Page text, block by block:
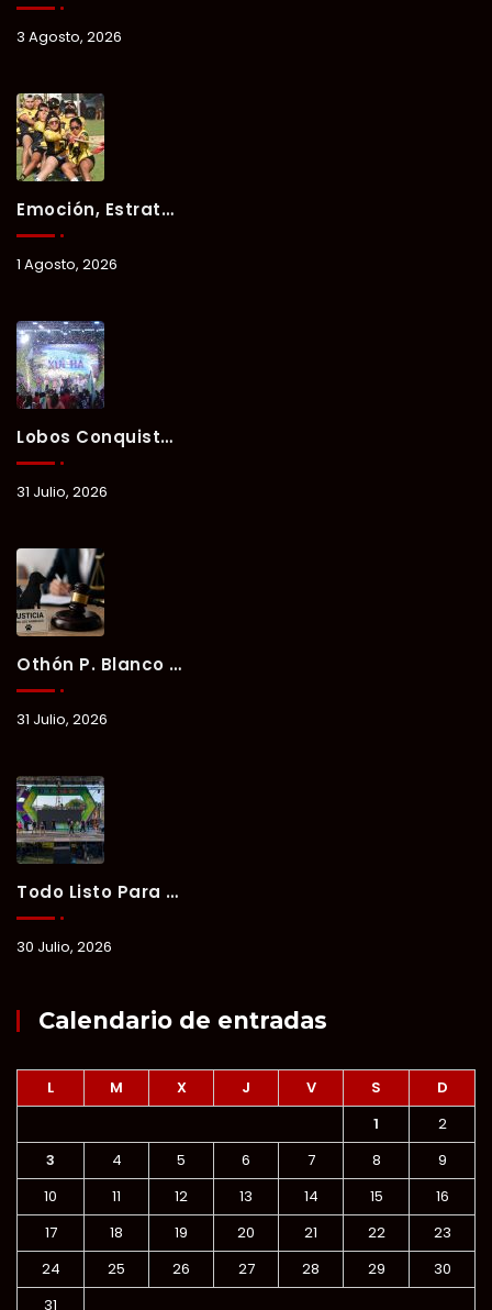
3 Agosto, 2026
Emoción, Estrategia Y Trabajo En Equipo Marcan El Segundo Día Del Verano Xul-Há 2026.
1 Agosto, 2026
Lobos Conquista La Primera Competencia Del Verano Xul-Há 2026 En Una Noche Llena De Talento Y Energía.
31 Julio, 2026
Othón P. Blanco Refrenda Su Compromiso Contra El Maltrato Animal: Vinculan A Proceso A Presunto Responsable Tras Denuncia Del Ayuntamiento.
31 Julio, 2026
Todo Listo Para “Verano Xul-Há 2026”; Un Fin De Semana De Deporte, Música Y Convivencia Familiar.
30 Julio, 2026
Calendario de entradas
L M X J V S
D
1
2
3
4 5 6 7 8
9
10
11 12 13 14 15
16
17
18 19 20 21 22
23
24
25 26 27 28 29
30
31